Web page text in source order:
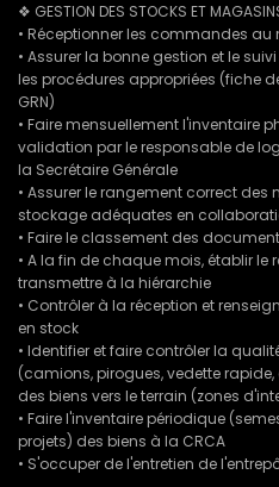
❖ GESTION DES STOCKS ET
• Réceptionner les commandes au
• Assurer la bonne gestion et le
les procédures appropriées (fiche
GRN)
• Faire mensuellement l'inventaire
validation par le responsable de
la Secrétaire Générale
• Assurer le rangement correct
stockage adéquates en
• Faire le classement des
• A la fin de chaque mois, établir le
transmettre à la hiérarchie
• Contrôler à la réception et
en stock
• Identifier et faire contrôler la
(camions, pirogues, vedette
des biens vers le terrain (zones
• Faire l'inventaire périodique
projets) des biens à la CRCA
• S'occuper de l'entretien de